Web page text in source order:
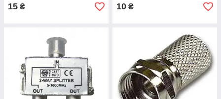
15 ₴ 10 ₴